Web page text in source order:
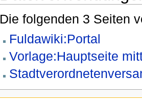
Die folgenden 3 Seiten
Fuldawiki:Portal
Vorlage:Hauptseite